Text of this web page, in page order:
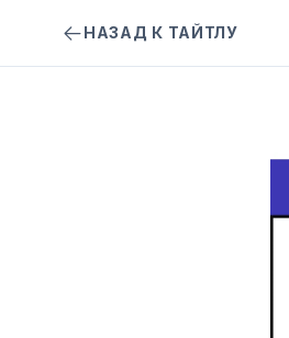
НАЗАД К ТАЙТЛУ